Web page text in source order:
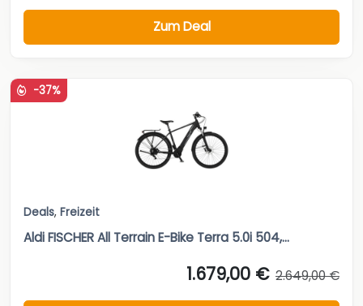
Zum Deal
-37%
Deals, Freizeit
Aldi FISCHER All Terrain E-Bike Terra 5.0i 504,...
1.679,00 € 2.649,00 €